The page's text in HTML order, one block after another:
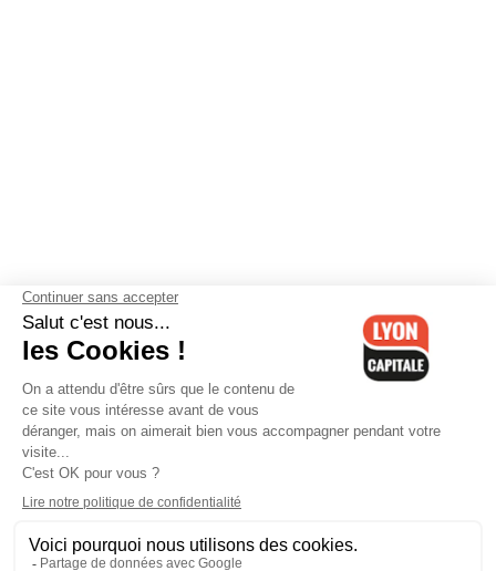
Contactez-nous-Mentions légales-CGV-Politique de